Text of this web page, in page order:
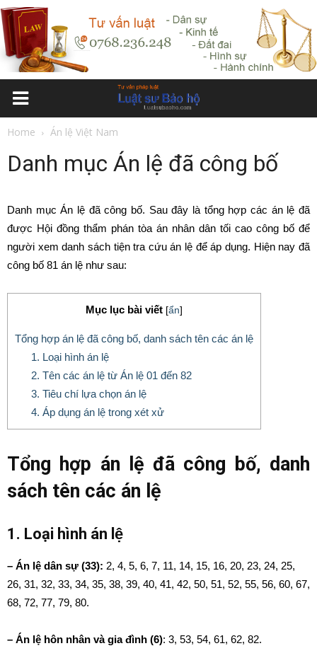
Home Án lệ Việt Nam
Danh mục Án lệ đã công bố
Danh mục Án lệ đã công bố. Sau đây là tổng hợp các án lệ đã
được Hội đồng thẩm phán tòa án nhân dân tối cao công bố để
người xem danh sách tiện tra cứu án lệ để áp dụng. Hiện nay đã
công bố 81 án lệ như sau:
Mục lục bài viết [ẩn]
Tổng hợp án lệ đã công bố, danh sách tên các án lệ
1. Loại hình án lệ
2. Tên các án lệ từ Án lệ 01 đến 82
3. Tiêu chí lựa chọn án lệ
4. Áp dụng án lệ trong xét xử
Tổng hợp án lệ đã công bố, danh
sách tên các án lệ
1. Loại hình án lệ
– Án lệ dân sự (33): 2, 4, 5, 6, 7, 11, 14, 15, 16, 20, 23, 24, 25,
26, 31, 32, 33, 34, 35, 38, 39, 40, 41, 42, 50, 51, 52, 55, 56, 60, 67,
68, 72, 77, 79, 80.
– Án lệ hôn nhân và gia đình (6): 3, 53, 54, 61, 62, 82.